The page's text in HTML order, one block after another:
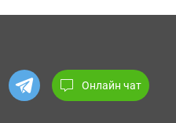
Онлайн чат